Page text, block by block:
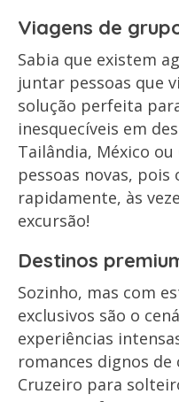
Viagens de
Sabia que existem
juntar pessoas que
solução perfeita
inesquecíveis em
Tailândia, México ou
pessoas novas, pois
rapidamente, às
excursão!
Destinos
Sozinho, mas com
exclusivos são o
experiências
romances dignos de
Cruzeiro para